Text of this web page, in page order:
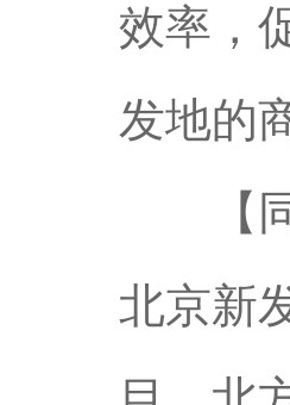
效率，
发地的
【同
北京新